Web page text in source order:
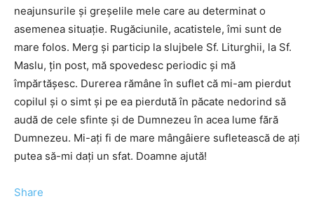
neajunsurile și greșelile mele care au determinat o
asemenea situație. Rugăciunile, acatistele, îmi sunt de
mare folos. Merg și particip la slujbele Sf. Liturghii, la Sf.
Maslu, țin post, mă spovedesc periodic și mă
împărtășesc. Durerea rămâne în suflet că mi-am pierdut
copilul și o simt și pe ea pierdută în păcate nedorind să
audă de cele sfinte și de Dumnezeu în acea lume fără
Dumnezeu. Mi-ați fi de mare mângâiere sufletească de ați
putea să-mi dați un sfat. Doamne ajută!
Share